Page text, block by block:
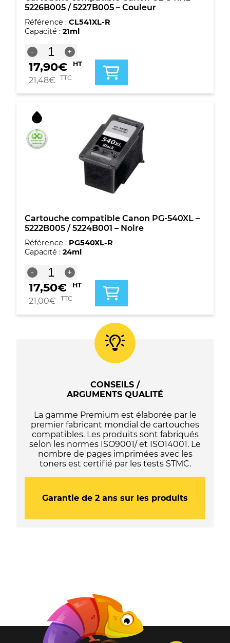
multicouleur
5226B005 / 5227B005 – Couleur
Référence : CL541XL-R
Capacité : 21ml
-
quantité
de
Cartouche
compatible
CL-
-
5226B005
/
5227B005
+
17,90€ HT
21,48€ TTC
Cartouche compatible Canon PG-540XL –
5222B005 / 5224B001 – Noire
Référence : PG540XL-R
Capacité : 24ml
-
quantité
de
Cartouche
compatible
PG-
+
17,50€ HT
21,00€ TTC
CONSEILS /
ARGUMENTS QUALITÉ
La gamme Premium est élaborée par le
premier fabricant mondial de cartouches
compatibles. Les produits sont fabriqués
selon les normes ISO9001/ et ISO14001. Le
nombre de pages imprimées avec les
toners est certifié par les tests STMC.
Garantie de 2 ans sur les produits